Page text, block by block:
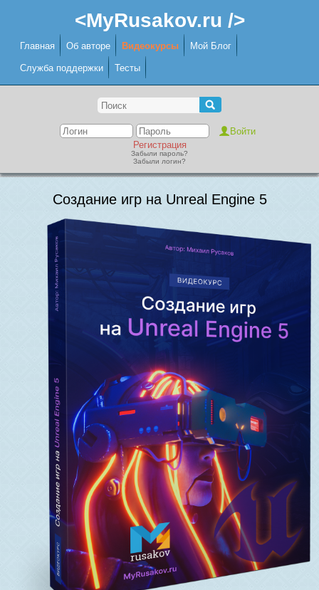
<MyRusakov.ru />
Главная Об авторе Видеокурсы Мой Блог
Служба поддержки Тесты
Регистрация
Забыли пароль?
Забыли логин?
Создание игр на Unreal Engine 5